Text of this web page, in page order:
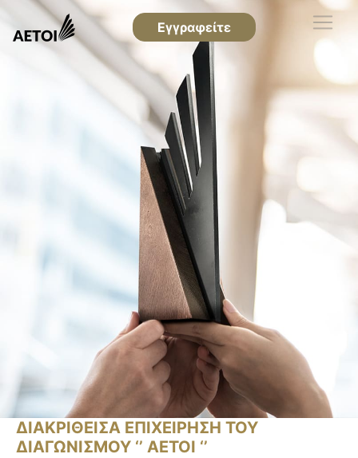
Εγγραφείτε
ΔΙΑΚΡΙΘΕΙΣΑ ΕΠΙΧΕΙΡΗΣΗ ΤΟΥ
ΔΙΑΓΩΝΙΣΜΟΥ ‘’ ΑΕΤΟΙ ‘’